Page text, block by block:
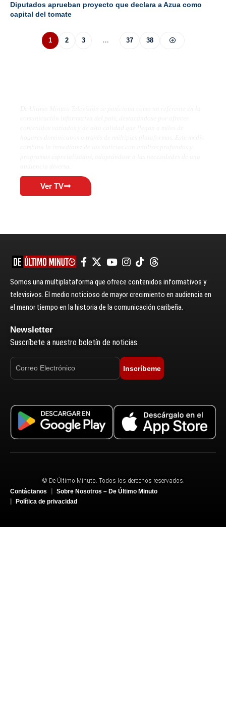
Diputados aprueban proyecto que declara a Azua como
capital del tomate
1 2 3 … 37 38
Ver TV
Somos una multiplataforma que ofrece contenidos informativos y
televisivos. El medio noticioso de mayor crecimiento en audiencia en
el menor tiempo en la historia de la comunicación caribeña.
Newsletter
Suscríbete a nuestro boletín de noticias.
Inscríbeme
© De Último Minuto. Todos los derechos reservados.
Contáctanos
Sobre Nosotros – De Último Minuto
Política de privacidad